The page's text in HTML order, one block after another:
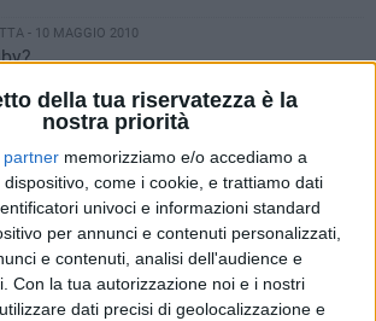
della tua riservatezza è la
nostra priorità
partner memorizziamo e/o accediamo a
come i cookie, e trattiamo dati
univoci e informazioni standard
per annunci e contenuti personalizzati,
e contenuti, analisi dell'audience e
Con la tua autorizzazione noi e i nostri
dati precisi di geolocalizzazione e
- 10 MAGGIO 2010
navale di Barletta conquista due titoli
- 9 MAGGIO 2010
Barletta, al primo posto la giovane
Inglese